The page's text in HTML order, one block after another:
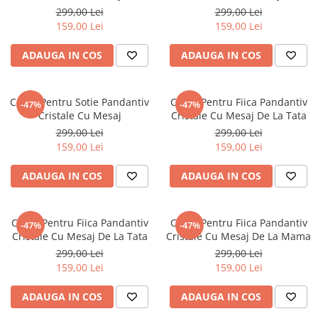
299,00 Lei
159,00 Lei
ADAUGA IN COS
299,00 Lei
159,00 Lei
ADAUGA IN COS
-47%
Colier Pentru Sotie Pandantiv
Cristale Cu Mesaj
299,00 Lei
159,00 Lei
ADAUGA IN COS
-47%
Colier Pentru Fiica Pandantiv
Cristale Cu Mesaj De La Tata
299,00 Lei
159,00 Lei
ADAUGA IN COS
-47%
Colier Pentru Fiica Pandantiv
Cristale Cu Mesaj De La Tata
299,00 Lei
159,00 Lei
ADAUGA IN COS
-47%
Colier Pentru Fiica Pandantiv
Cristale Cu Mesaj De La Mama
299,00 Lei
159,00 Lei
ADAUGA IN COS